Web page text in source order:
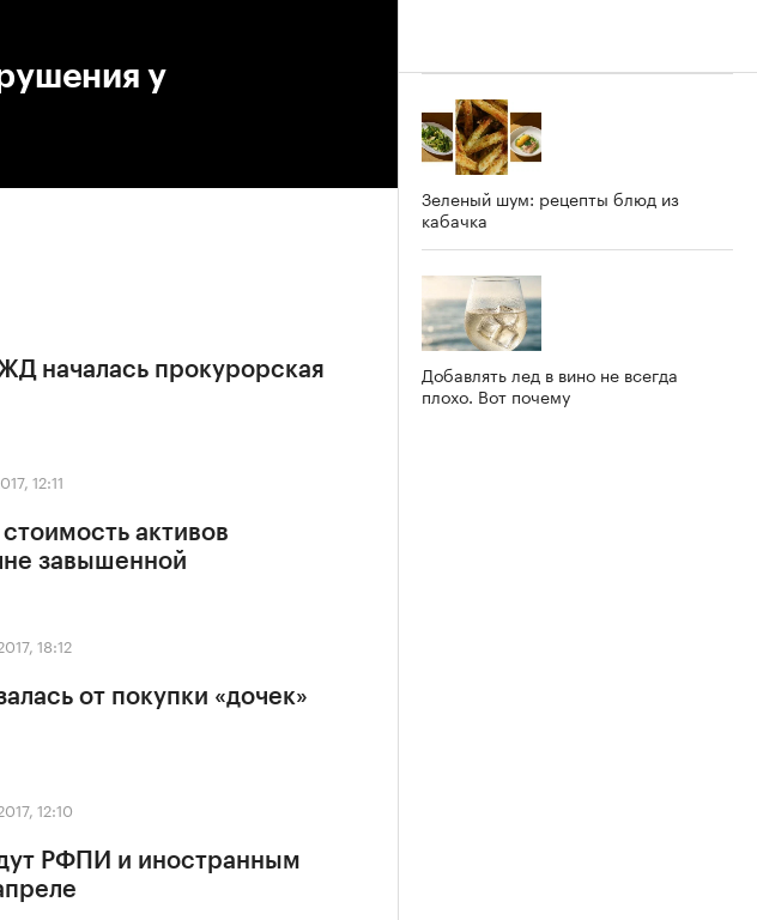
у
началась прокурорская
12:11
активов
завышенной
18:12
от покупки «дочек»
12:10
РФПИ и иностранным
Зеленый шум: рецепты блюд из
кабачка
Добавлять лед в вино не всегда
плохо. Вот почему